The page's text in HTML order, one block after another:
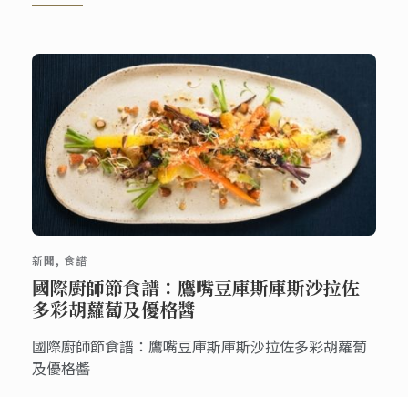
新聞, 食譜
國際廚師節食譜：鷹嘴豆庫斯庫斯沙拉佐
多彩胡蘿蔔及優格醬
國際廚師節食譜：鷹嘴豆庫斯庫斯沙拉佐多彩胡蘿蔔
及優格醬